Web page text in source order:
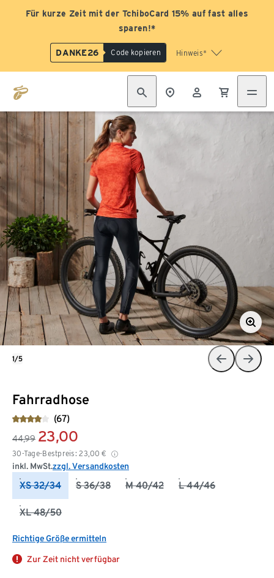
Für kurze Zeit mit der TchiboCard 15% auf fast alles
sparen!*
DANKE26 Code kopieren Hinweis*
Fahrradhose
(67)
44,99 23,00
30-Tage-Bestpreis: 23,00 €
inkl. MwSt.zzgl. Versandkosten
XS 32/34 S 36/38 M 40/42 L 44/46
XL 48/50
Richtige Größe ermitteln
Zur Zeit nicht verfügbar
1/5